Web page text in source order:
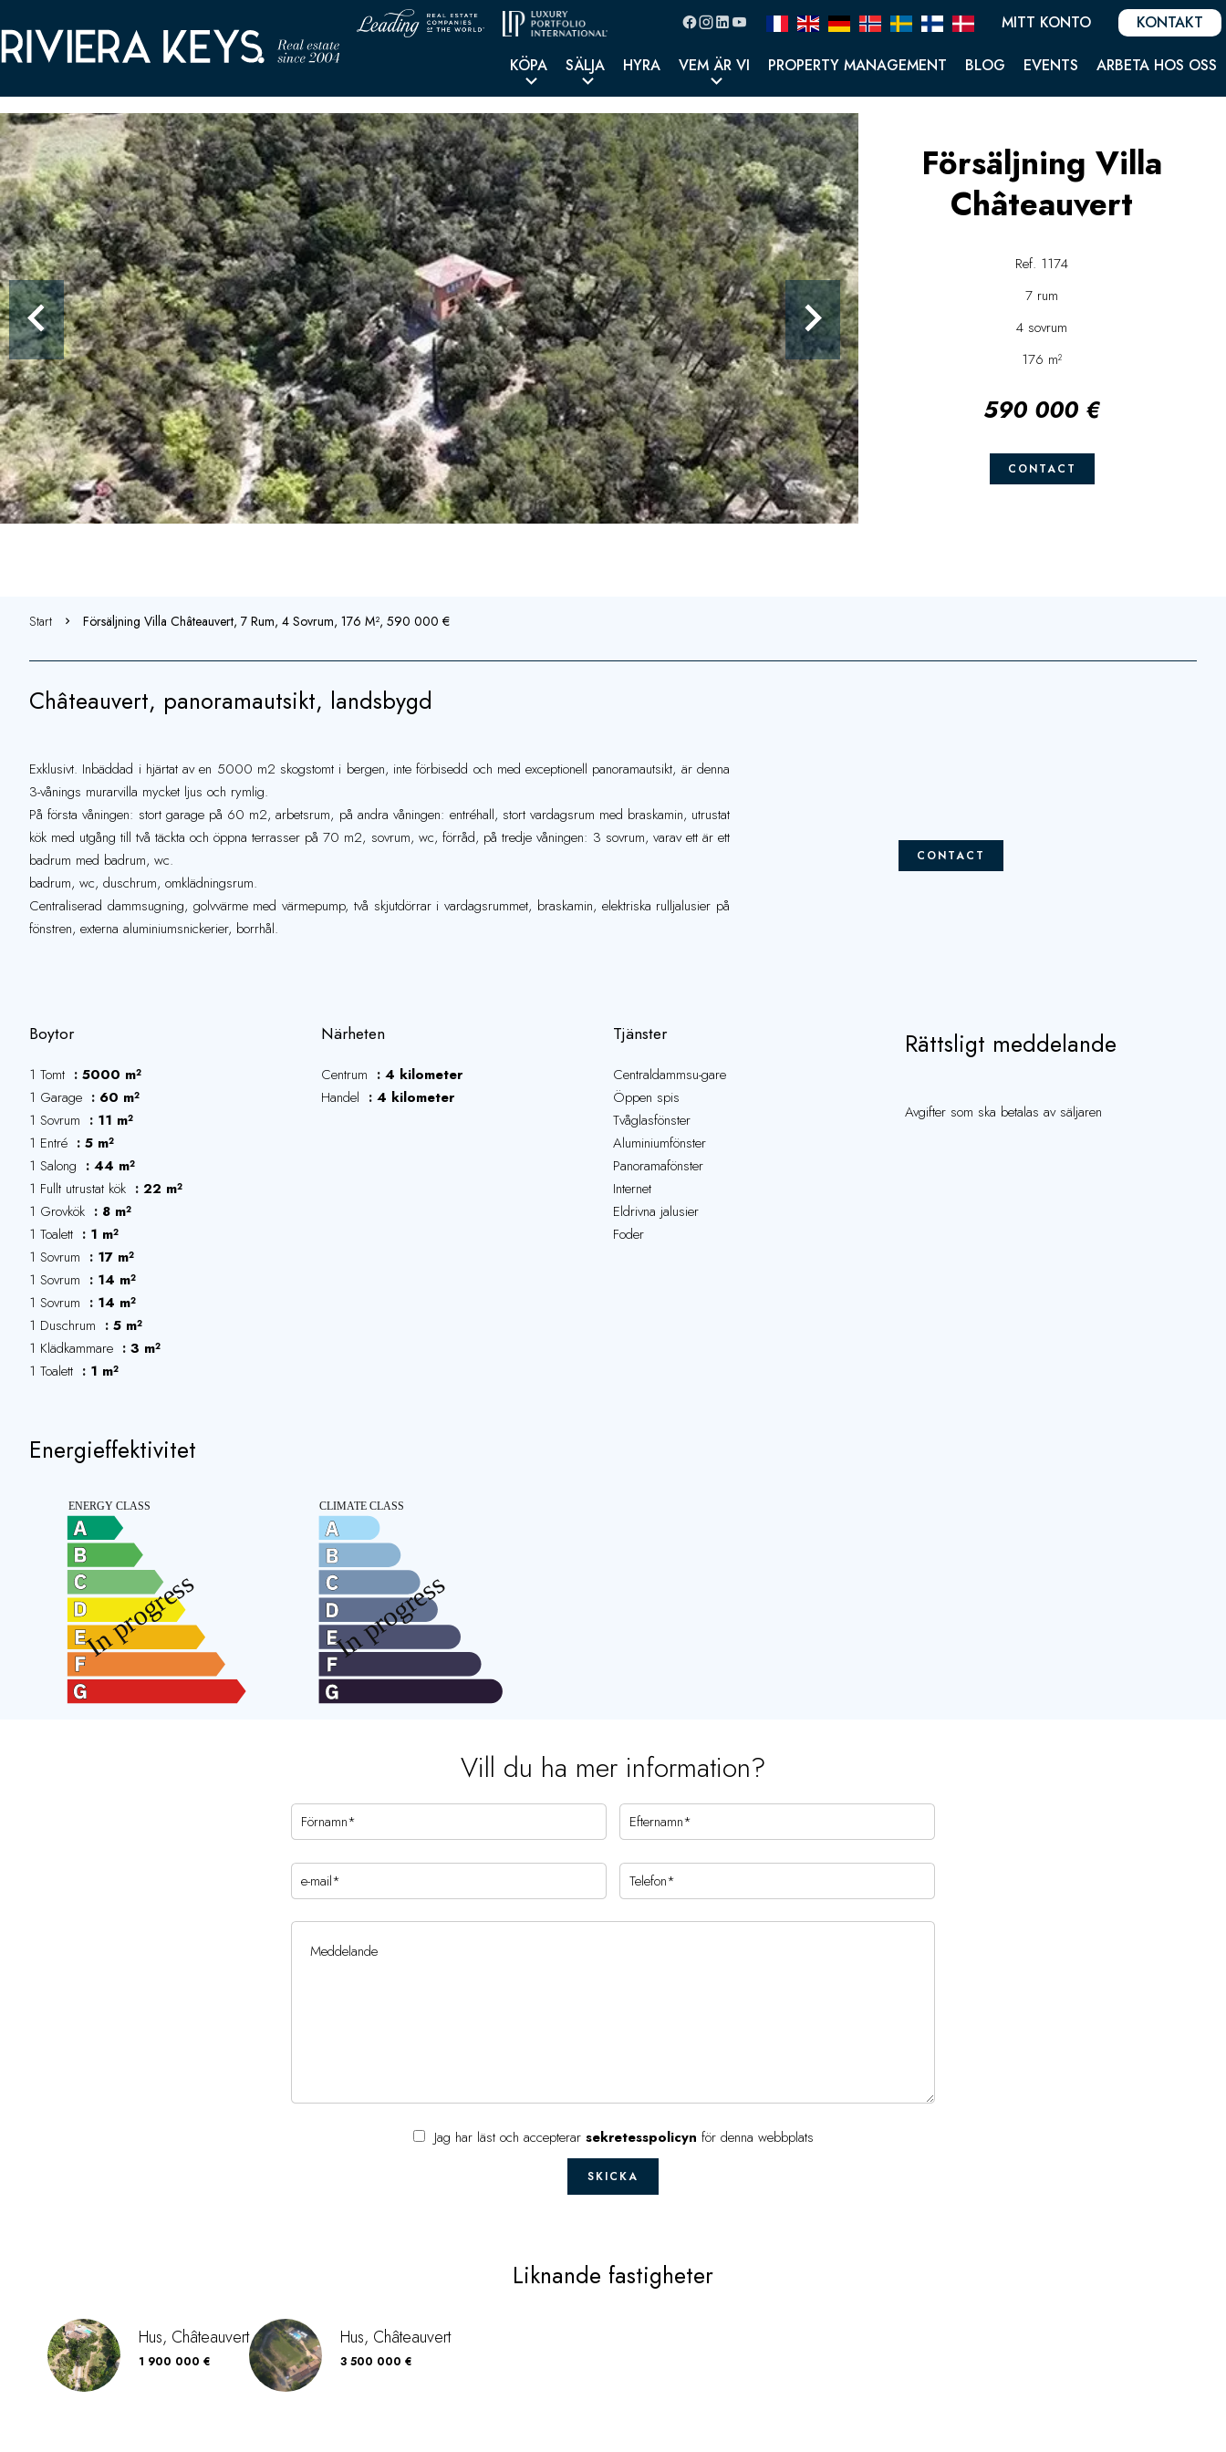
MITT KONTO KONTAKT
KÖPA SÄLJA HYRA VEM ÄR VI PROPERTY MANAGEMENT BLOG EVENTS ARBETA HOS OSS
Försäljning Villa
Châteauvert
Ref. 1174
7 rum
4 sovrum
176 m²
590 000 €
CONTACT
Start Försäljning Villa Châteauvert, 7 Rum, 4 Sovrum, 176 M², 590 000 €
CONTACT
Châteauvert, panoramautsikt, landsbygd
Exklusivt. Inbäddad i hjärtat av en 5000 m2 skogstomt i bergen, inte förbisedd och med exceptionell panoramautsikt, är denna
3-vånings murarvilla mycket ljus och rymlig.
På första våningen: stort garage på 60 m2, arbetsrum, på andra våningen: entréhall, stort vardagsrum med braskamin, utrustat
kök med utgång till två täckta och öppna terrasser på 70 m2, sovrum, wc, förråd, på tredje våningen: 3 sovrum, varav ett är ett
badrum med badrum, wc.
badrum, wc, duschrum, omklädningsrum.
Centraliserad dammsugning, golvvärme med värmepump, två skjutdörrar i vardagsrummet, braskamin, elektriska rulljalusier på
fönstren, externa aluminiumsnickerier, borrhål.
Boytor
1 Tomt
5000 m²
1 Garage
60 m²
1 Sovrum
11 m²
1 Entré
5 m²
1 Salong
44 m²
1 Fullt utrustat kök
22 m²
1 Grovkök
8 m²
1 Toalett
1 m²
1 Sovrum
17 m²
1 Sovrum
14 m²
1 Sovrum
14 m²
1 Duschrum
5 m²
1 Klädkammare
3 m²
1 Toalett
1 m²
Närheten
Centrum
4 kilometer
Handel
4 kilometer
Tjänster
Centraldammsu-gare
Öppen spis
Tvåglasfönster
Aluminiumfönster
Panoramafönster
Internet
Eldrivna jalusier
Foder
Rättsligt meddelande
Avgifter som ska betalas av säljaren
Energieffektivitet
Vill du ha mer information?
Jag har läst och accepterar sekretesspolicyn för denna webbplats
SKICKA
Liknande fastigheter
Hus, Châteauvert
1 900 000 €
Hus, Châteauvert
3 500 000 €